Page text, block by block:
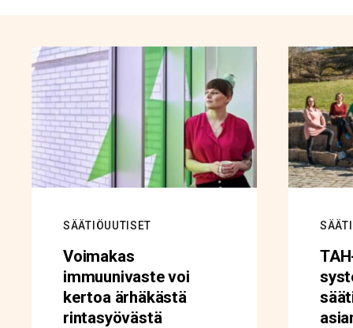
SÄÄTIÖUUTISET
Voimakas
immuunivaste voi
kertoa ärhäkästä
rintasyövästä